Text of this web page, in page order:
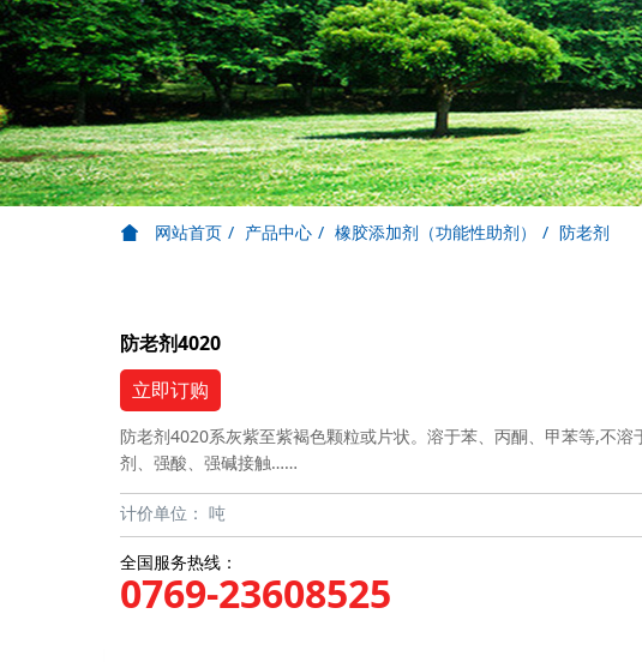
网站首页 产品中心 橡胶添加剂（功能性助剂） 防老剂
防老剂4020
立即订购
防老剂4020系灰紫至紫褐色颗粒或片状。溶于苯、丙酮、甲苯等,不
剂、强酸、强碱接触……
计价单位： 吨
全国服务热线：
0769-23608525